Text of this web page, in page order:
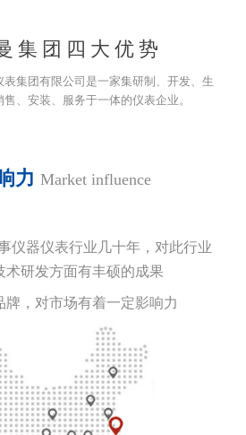
集团四大优势
表集团有限公司是一家集研制、开发、生
售、安装、服务于一体的仪表企业。
力 Market influence
仪器仪表行业几十年，对此行业
术研发方面有丰硕的成果
牌，对市场有着一定影响力